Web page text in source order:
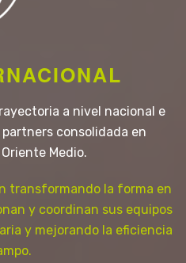
a nivel nacional e
consolidada en
Medio.
transformando la forma en
y coordinan sus equipos
y mejorando la eficiencia